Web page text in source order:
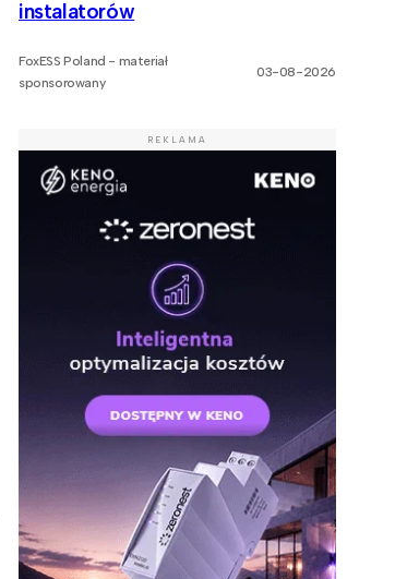
instalatorów
FoxESS Poland - materiał
sponsorowany
03-08-2026
REKLAMA